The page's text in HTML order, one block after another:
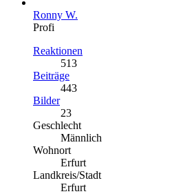
Ronny W.
Profi
Reaktionen
513
Beiträge
443
Bilder
23
Geschlecht
Männlich
Wohnort
Erfurt
Landkreis/Stadt
Erfurt